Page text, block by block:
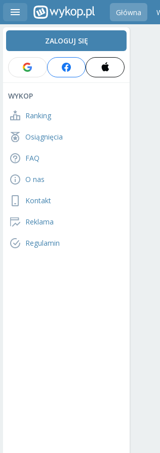
Główna
ZALOGUJ SIĘ
WYKOP
Ranking
Osiągnięcia
FAQ
O nas
Kontakt
Reklama
Regulamin